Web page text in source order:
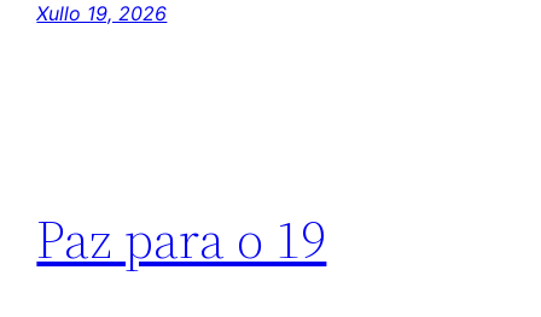
Xullo 19, 2026
Paz para o 19